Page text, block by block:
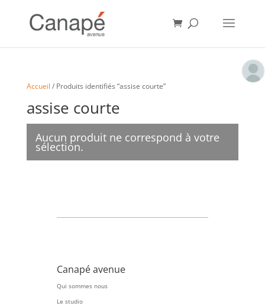
Accueil / Produits identifiés “assise courte”
assise courte
Aucun produit ne correspond à votre
sélection.
Canapé avenue
Qui sommes nous
Le studio